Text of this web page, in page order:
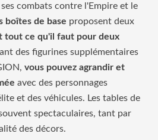
combats contre l'Empire et le
boîtes de base proposent deux
tout ce qu'il faut pour deux
des figurines supplémentaires
vous pouvez agrandir et
avec des personnages
et des véhicules. Les tables de
spectaculaires, tant par
des décors.